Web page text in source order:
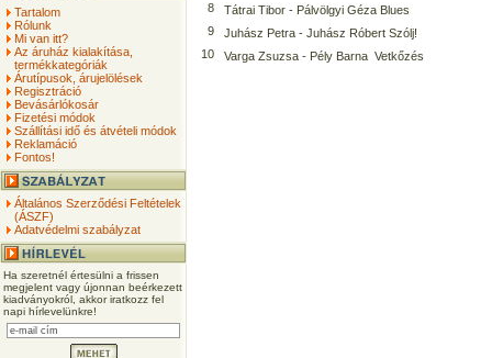
Tartalom
Rólunk
Mi van itt?
Az áruház kialakítása,
termékkategóriák
Árutípusok, árujelölések
Regisztráció
Bevásárlókosár
Fizetési módok
Szállítási idő és átvételi módok
Reklamáció
Fontos!
Általános Szerződési Feltételek
(ÁSZF)
Adatvédelmi szabályzat
Ha szeretnél értesülni a frissen
megjelent vagy újonnan beérkezett
kiadványokról, akkor iratkozz fel
napi hírlevelünkre!
8
Tátrai Tibor - Pálvölgyi Géza Blues
9
Juhász Petra - Juhász Róbert Szólj!
10
Varga Zsuzsa - Pély Barna  Vetkőzés